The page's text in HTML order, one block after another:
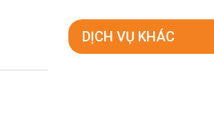
DỊCH VỤ KHÁC